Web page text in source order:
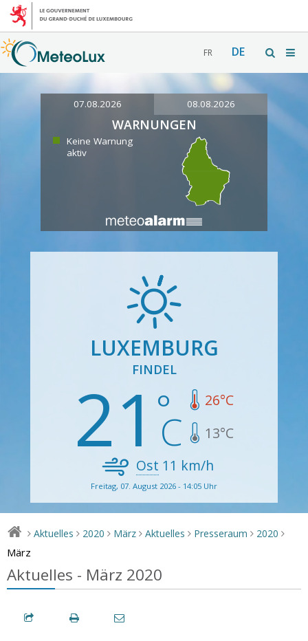
FR DE
07.08.2026 08.08.2026
WARNUNGEN
Keine Warnung
aktiv
LUXEMBURG
FINDEL
21 26°C
13°C
Ost 11 km/h
Freitag, 07. August 2026 - 14:05 Uhr
> Aktuelles > 2020 > März > Aktuelles > Presseraum > 2020 >
März
Aktuelles - März 2020